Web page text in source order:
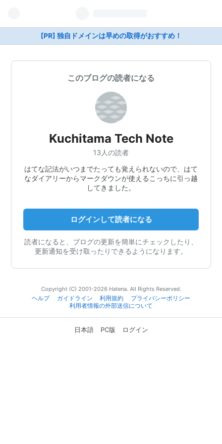
[PR] 独自ドメインは早めの取得がおすすめ！
このブログの読者になる
Kuchitama Tech Note
13人の読者
はてな記法がいつまでたっても覚えられないので、はて
なダイアリーからマークダウンが使えるこっちに引っ越
してきました。
ログインして読者になる
読者になると、ブログの更新を簡単にチェックしたり、
更新通知を受け取ったりできるようになります。
Copyright (C) 2001-2026 Hatena. All Rights Reserved.
ヘルプ
ガイドライン 利用規約
プライバシーポリシー
利用者情報の外部送信について
日本語 PC版 ログイン